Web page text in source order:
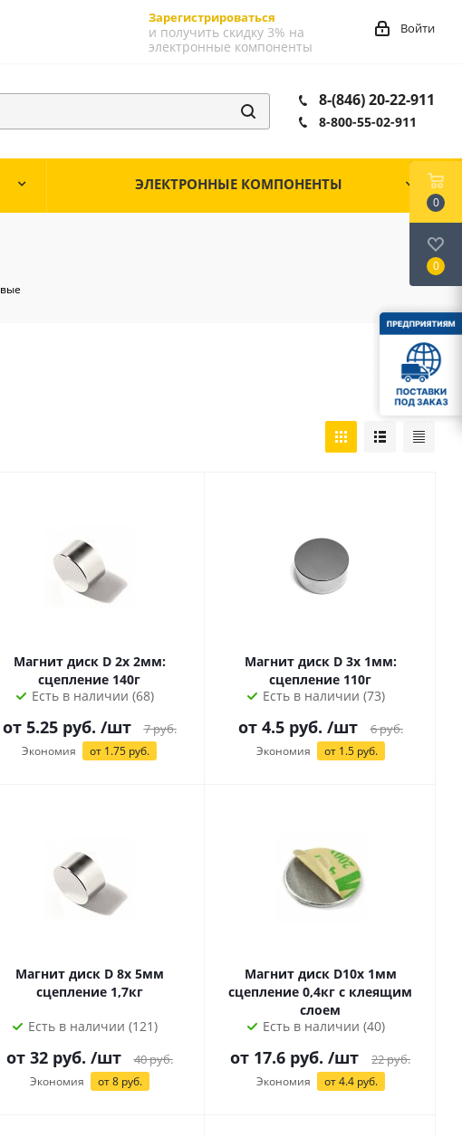
Зарегистрироваться
и получить скидку 3% на
электронные компоненты
Войти
8-(846) 20-22-911
8-800-55-02-911
ЭЛЕКТРОННЫЕ КОМПОНЕНТЫ
Магнит диск D 2х 2мм:
сцепление 140г
Есть в наличии (68)
от 5.25руб. /шт 7руб.
Экономия от 1.75 руб.
Магнит диск D 3х 1мм:
сцепление 110г
Есть в наличии (73)
от 4.5 руб. /шт 6руб.
Экономия от 1.5 руб.
Магнит диск D 8х 5мм
сцепление 1,7кг
Есть в наличии (121)
от 32руб. /шт 40руб.
Экономия от8руб.
Магнит диск D10х 1мм
сцепление 0,4кг с клеящим
слоем
Есть в наличии (40)
от 17.6 руб. /шт 22руб.
Экономия от 4.4 руб.
0
0